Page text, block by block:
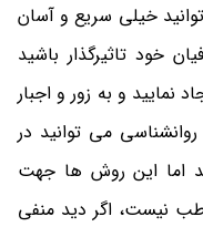
خیلی سریع و آسان
خود تاثیرگذار باشید
و به زور و اجبار
می توانید در
اما این روش ها جهت
نیست، اگر دید منفی